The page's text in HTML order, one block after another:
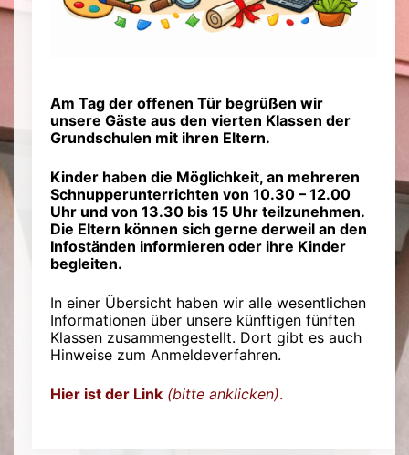
Am Tag der offenen Tür begrüßen wir
unsere Gäste aus den vierten Klassen der
Grundschulen mit ihren Eltern.
Kinder haben die Möglichkeit, an mehreren
Schnupperunterrichten von 10.30 – 12.00
Uhr und von 13.30 bis 15 Uhr teilzunehmen.
Die Eltern können sich gerne derweil an den
Infoständen informieren oder ihre Kinder
begleiten.
In einer Übersicht haben wir alle wesentlichen
Informationen über unsere künftigen fünften
Klassen zusammengestellt. Dort gibt es auch
Hinweise zum Anmeldeverfahren.
Hier ist der Link (bitte anklicken).